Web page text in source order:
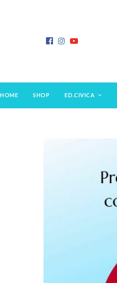
HOME SHOP ED.CIVICA